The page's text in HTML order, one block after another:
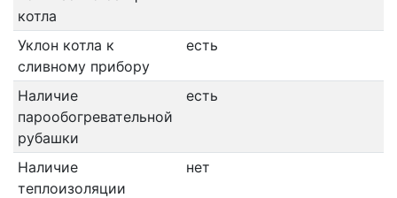
котла
Уклон котла к
сливному прибору
есть
Наличие
парообогревательной
рубашки
есть
Наличие
теплоизоляции
нет